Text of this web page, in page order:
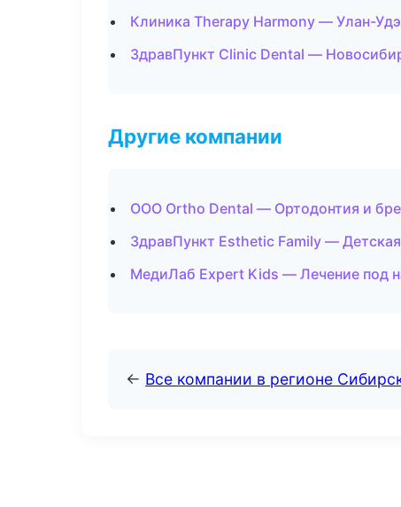
Клиника Therapy Harmony — Улан-Удэ
ЗдравПункт Clinic Dental —
Другие компании
ООО Ortho Dental — Ортодонтия и
ЗдравПункт Esthetic Family —
МедиЛаб Expert Kids — Лечение под
← Все компании в регионе